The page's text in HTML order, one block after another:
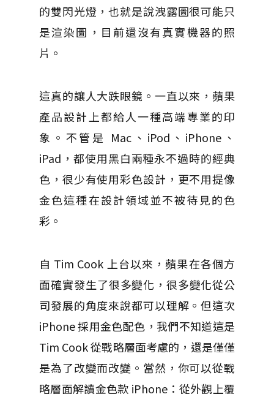
的雙閃光燈，也就是說洩露圖很可能只
是渲染圖，目前還沒有真實機器的照
片。
這真的讓人大跌眼鏡。一直以來，蘋果
產品設計上都給人一種高端專業的印
象。不管是 Mac、iPod、iPhone、
iPad，都使用黑白兩種永不過時的經典
色，很少有使用彩色設計，更不用提像
金色這種在設計領域並不被待見的色
彩。
自 Tim Cook 上台以來，蘋果在各個方
面確​​實發生了很多變化，很多變化從公
司發展的角度來說都可以理解。但這次
iPhone 採用金色配色，我們不知道這是
Tim Cook 從戰略層面考慮的，還是僅僅
是為了改變而改變。當然，你可以從戰
略層面解讀金色款 iPhone：從外觀上覆